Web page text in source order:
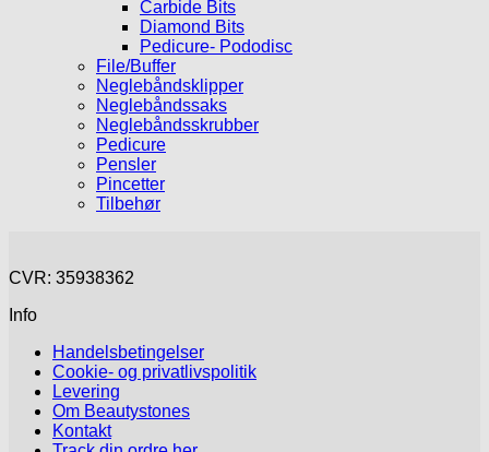
Carbide Bits
Diamond Bits
Pedicure- Pododisc
File/Buffer
Neglebåndsklipper
Neglebåndssaks
Neglebåndsskrubber
Pedicure
Pensler
Pincetter
Tilbehør
CVR: 35938362
Info
Handelsbetingelser
Cookie- og privatlivspolitik
Levering
Om Beautystones
Kontakt